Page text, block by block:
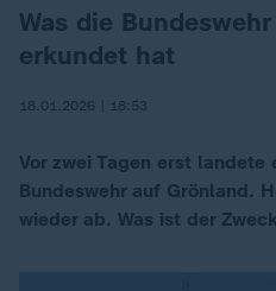
:
Was die
erkundet hat
18.01.2026 | 18:53
Vor zwei Tagen erst landete
Bundeswehr auf Grönland.
wieder ab. Was ist der